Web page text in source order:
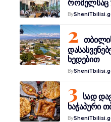
By
ხედებით
By
სად
ხაჭაპური
By